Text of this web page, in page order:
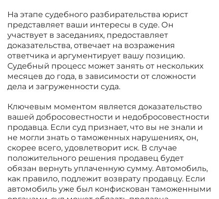
На этапе судебного разбирательства юрист
представляет ваши интересы в суде. Он
участвует в заседаниях, предоставляет
доказательства, отвечает на возражения
ответчика и аргументирует вашу позицию.
Судебный процесс может занять от нескольких
месяцев до года, в зависимости от сложности
дела и загруженности суда.
Ключевым моментом является доказательство
вашей добросовестности и недобросовестности
продавца. Если суд признает, что вы не знали и
не могли знать о таможенных нарушениях, он,
скорее всего, удовлетворит иск. В случае
положительного решения продавец будет
обязан вернуть уплаченную сумму. Автомобиль,
как правило, подлежит возврату продавцу. Если
автомобиль уже был конфискован таможенными